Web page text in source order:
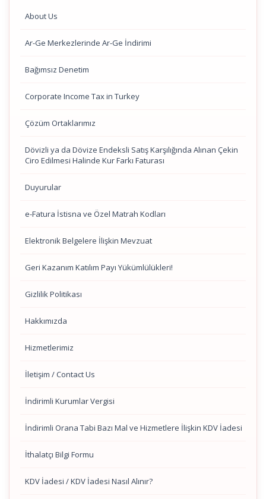
About Us
Ar-Ge Merkezlerinde Ar-Ge İndirimi
Bağımsız Denetim
Corporate Income Tax in Turkey
Çözüm Ortaklarımız
Dövizli ya da Dövize Endeksli Satış Karşılığında Alınan Çekin
Ciro Edilmesi Halinde Kur Farkı Faturası
Duyurular
e-Fatura İstisna ve Özel Matrah Kodları
Elektronik Belgelere İlişkin Mevzuat
Geri Kazanım Katılım Payı Yükümlülükleri!
Gizlilik Politikası
Hakkımızda
Hizmetlerimiz
İletişim / Contact Us
İndirimli Kurumlar Vergisi
İndirimli Orana Tabi Bazı Mal ve Hizmetlere İlişkin KDV İadesi
İthalatçı Bilgi Formu
KDV İadesi / KDV İadesi Nasıl Alınır?